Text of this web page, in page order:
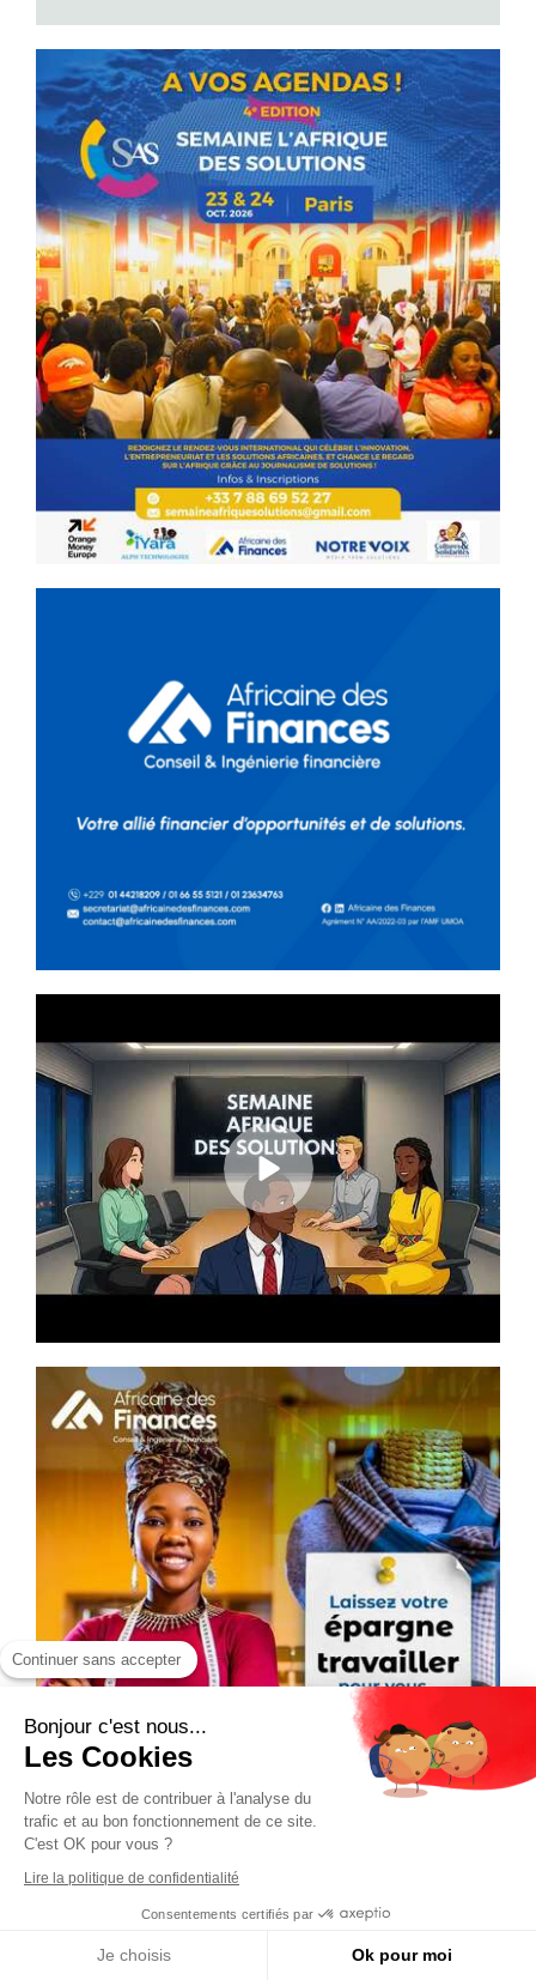
Continuer sans accepter
Bonjour c'est nous...
Les Cookies
Notre rôle est de contribuer à l'analyse du
trafic et au bon fonctionnement de ce site.
C'est OK pour vous ?
Lire la politique de confidentialité
Consentements certifiés par
Je choisis Ok pour moi